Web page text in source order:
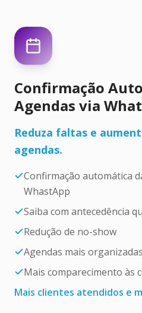
Confirmação
Agendas via
Reduza faltas e
agendas.
Confirmação automática
WhastApp
Saiba com antecedência
Redução de no-show
Agendas mais organizadas
Mais comparecimento às
Mais clientes atendidos e